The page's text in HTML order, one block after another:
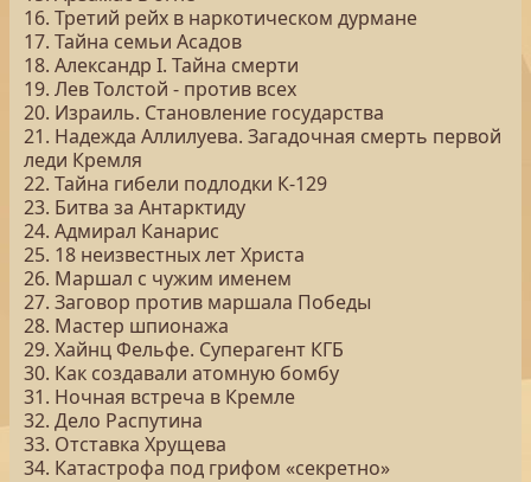
16. Третий рейх в наркотическом дурмане
17. Тайна семьи Асадов
18. Александр I. Тайна смерти
19. Лев Толстой - против всех
20. Израиль. Становление государства
21. Надежда Аллилуева. Загадочная смерть первой
леди Кремля
22. Тайна гибели подлодки К-129
23. Битва за Антарктиду
24. Адмирал Канарис
25. 18 неизвестных лет Христа
26. Маршал с чужим именем
27. Заговор против маршала Победы
28. Мастер шпионажа
29. Хайнц Фельфе. Суперагент КГБ
30. Как создавали атомную бомбу
31. Ночная встреча в Кремле
32. Дело Распутина
33. Отставка Хрущева
34. Катастрофа под грифом «секретно»